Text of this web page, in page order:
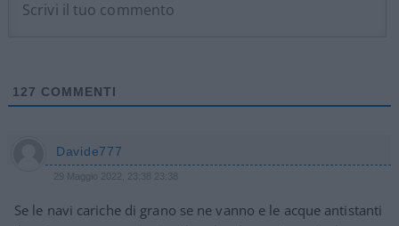
127 COMMENTI
Davide777
29 Maggio 2022, 23:38 23:38
Se le navi cariche di grano se ne vanno e le acque antistanti